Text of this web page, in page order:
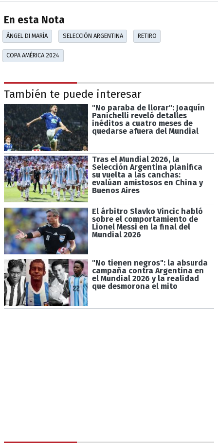
En esta Nota
ÁNGEL DI MARÍA SELECCIÓN ARGENTINA RETIRO
COPA AMÉRICA 2024
También te puede interesar
"No paraba de llorar": Joaquín
Panichelli reveló detalles
inéditos a cuatro meses de
quedarse afuera del Mundial
Tras el Mundial 2026, la
Selección Argentina planifica
su vuelta a las canchas:
evalúan amistosos en China y
Buenos Aires
El árbitro Slavko Vincic habló
sobre el comportamiento de
Lionel Messi en la final del
Mundial 2026
"No tienen negros": la absurda
campaña contra Argentina en
el Mundial 2026 y la realidad
que desmorona el mito